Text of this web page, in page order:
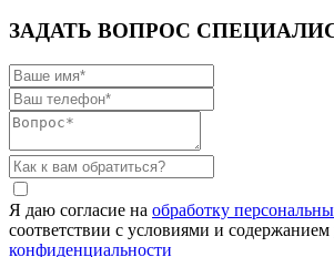
ЗАДАТЬ ВОПРОС
Я даю согласие на обработку
соответствии с условиями и содержанием
конфиденциальности